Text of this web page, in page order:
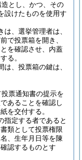
とし、かつ、その
設けたものを使用す
、選挙管理者は、
で投票箱を開き、
を確認させ、内蓋
る。
、投票箱の鍵は、
票通知書の提示を
あることを確認し
を交付する。
指定する者であると
類として投票権限
、生年月日等を陳
認するものとす